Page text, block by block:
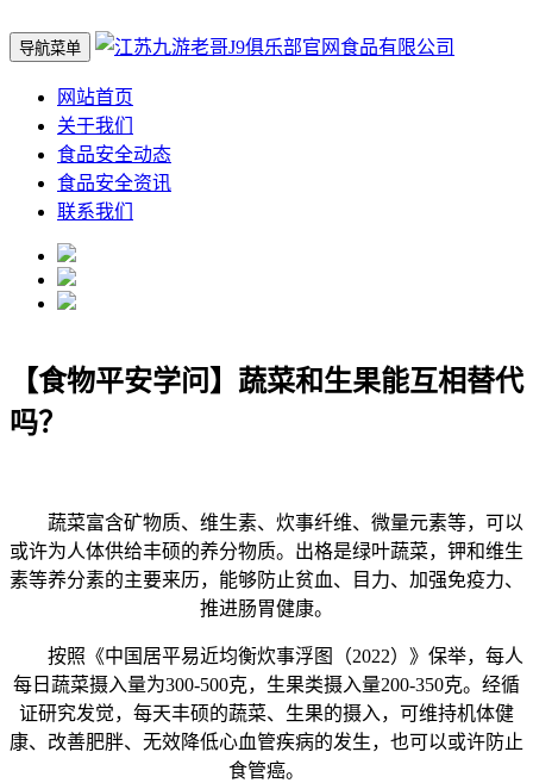
导航菜单
网站首页
关于我们
食品安全动态
食品安全资讯
联系我们
【食物平安学问】蔬菜和生果能互相替代
吗？
蔬菜富含矿物质、维生素、炊事纤维、微量元素等，可以
或许为人体供给丰硕的养分物质。出格是绿叶蔬菜，钾和维生
素等养分素的主要来历，能够防止贫血、目力、加强免疫力、
推进肠胃健康。
按照《中国居平易近均衡炊事浮图（2022）》保举，每人
每日蔬菜摄入量为300-500克，生果类摄入量200-350克。经循
证研究发觉，每天丰硕的蔬菜、生果的摄入，可维持机体健
康、改善肥胖、无效降低心血管疾病的发生，也可以或许防止
食管癌。